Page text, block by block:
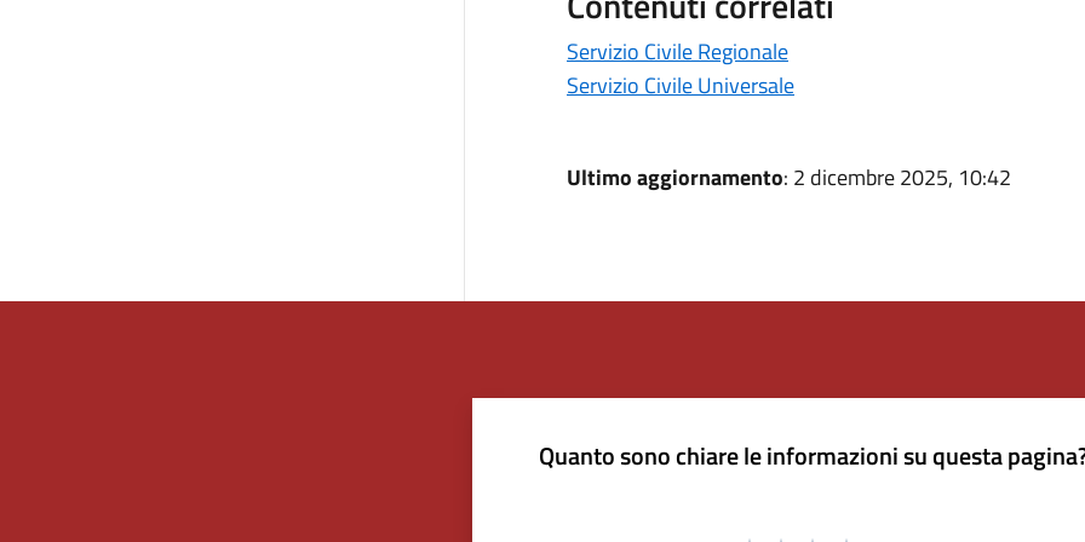
Servizio Civile Regionale
Servizio Civile Universale
Ultimo aggiornamento: 2 dicembre 2025, 10:42
Quanto sono chiare le informazioni su questa